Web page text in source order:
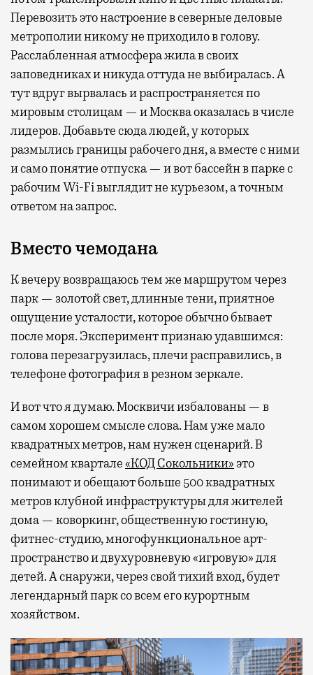
Перевозить это настроение в северные деловые
метрополии никому не приходило в голову.
Расслабленная атмосфера жила в своих
заповедниках и никуда оттуда не выбиралась. А
тут вдруг вырвалась и распространяется по
мировым столицам — и Москва оказалась в числе
лидеров. Добавьте сюда людей, у которых
размылись границы рабочего дня, а вместе с ними
и само понятие отпуска — и вот бассейн в парке с
рабочим Wi-Fi выглядит не курьезом, а точным
ответом на запрос.
Вместо чемодана
К вечеру возвращаюсь тем же маршрутом через
парк — золотой свет, длинные тени, приятное
ощущение усталости, которое обычно бывает
после моря. Эксперимент признаю удавшимся:
голова перезагрузилась, плечи расправились, в
телефоне фотография в резном зеркале.
И вот что я думаю. Москвичи избалованы — в
самом хорошем смысле слова. Нам уже мало
квадратных метров, нам нужен сценарий. В
семейном квартале«КОД Сокольники»это
понимают и обещают больше 500 квадратных
метров клубной инфраструктуры для жителей
дома — коворкинг, общественную гостиную,
фитнес-студию, многофункциональное арт-
пространство и двухуровневую «игровую» для
детей. А снаружи, через свой тихий вход, будет
легендарный парк со всем его курортным
хозяйством.